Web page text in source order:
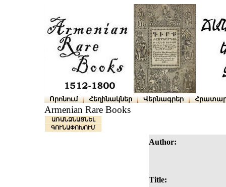
Որոնում Հեղինակներ Վերնագրեր
Armenian Rare Books
ԱՌԱՆՁՆԱՑՆԵԼ
ԳՈՒՆԱՓՈԽՈՒՄ
Author:
Title: